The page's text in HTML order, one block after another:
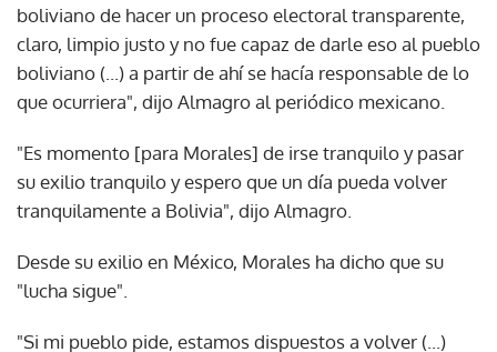
boliviano de hacer un proceso electoral transparente,
claro, limpio justo y no fue capaz de darle eso al pueblo
boliviano (...) a partir de ahí se hacía responsable de lo
que ocurriera", dijo Almagro al periódico mexicano.
"Es momento [para Morales] de irse tranquilo y pasar
su exilio tranquilo y espero que un día pueda volver
tranquilamente a Bolivia", dijo Almagro.
Desde su exilio en México, Morales ha dicho que su
"lucha sigue".
"Si mi pueblo pide, estamos dispuestos a volver (...)